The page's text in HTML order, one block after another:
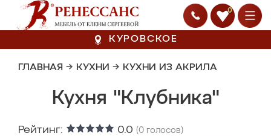
0
КУРОВСКОЕ
ГЛАВНАЯ → КУХНИ → КУХНИ ИЗ АКРИЛА
Кухня "Клубника"
Рейтинг: 0.0 (0 голосов)